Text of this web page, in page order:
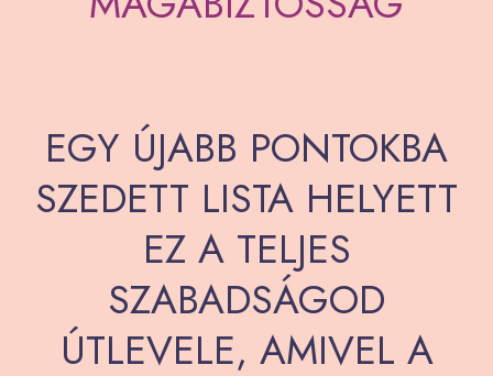
EGY ÚJABB PONTOKBA
SZEDETT LISTA HELYETT
EZ A TELJES
SZABADSÁGOD
ÚTLEVELE, AMIVEL A